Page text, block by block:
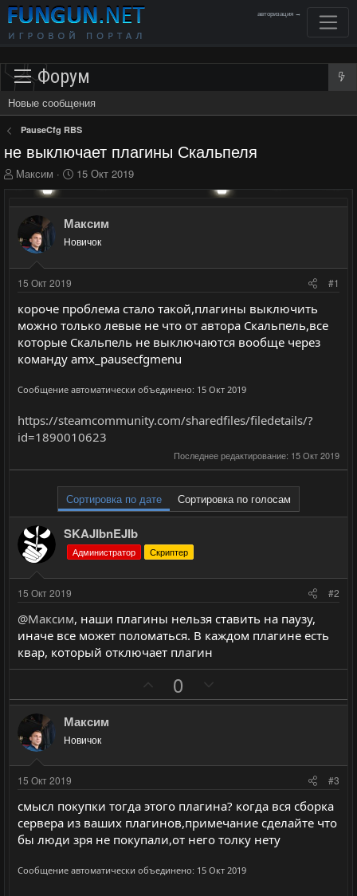
авторизация →
Форум
Новые сообщения
PauseCfg RBS
не выключает плагины Скальпеля
А
в
т
м
ы
Максим
Д
а
н
а
а
15 Окт 2019
Максим
Новичок
15 Окт 2019 #1
короче проблема стало такой,плагины выключить
можно только левые не что от автора Скальпель,все
которые Скальпель не выключаются вообще через
команду amx_pausecfgmenu
Сообщение автоматически объединено: 15 Окт 2019
https://steamcommunity.com/sharedfiles/filedetails/?
id=1890010623
Последнее редактирование: 15 Окт 2019
Сортировка по дате Сортировка по голосам
SKAJIbnEJIb
Администратор Скриптер
15 Окт 2019 #2
@Максим, наши плагины нельзя ставить на паузу,
иначе все может поломаться. В каждом плагине есть
квар, который отключает плагин
о
т
в
н
ы
й
г
0
е
т
в
н
ы
г
Максим
Новичок
15 Окт 2019 #3
смысл покупки тогда этого плагина? когда вся сборка
сервера из ваших плагинов,примечание сделайте что
бы люди зря не покупали,от него толку нету
Сообщение автоматически объединено: 15 Окт 2019